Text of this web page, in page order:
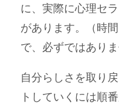
に、実際に心理セ
があります。（時
で、必ずではあり
自分らしさを取り
トしていくには順